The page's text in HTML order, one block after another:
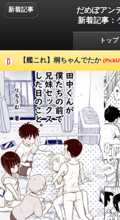
新着記事
だめぽアン
新着記事：
トップ
【艦これ】桐ちゃんでたか